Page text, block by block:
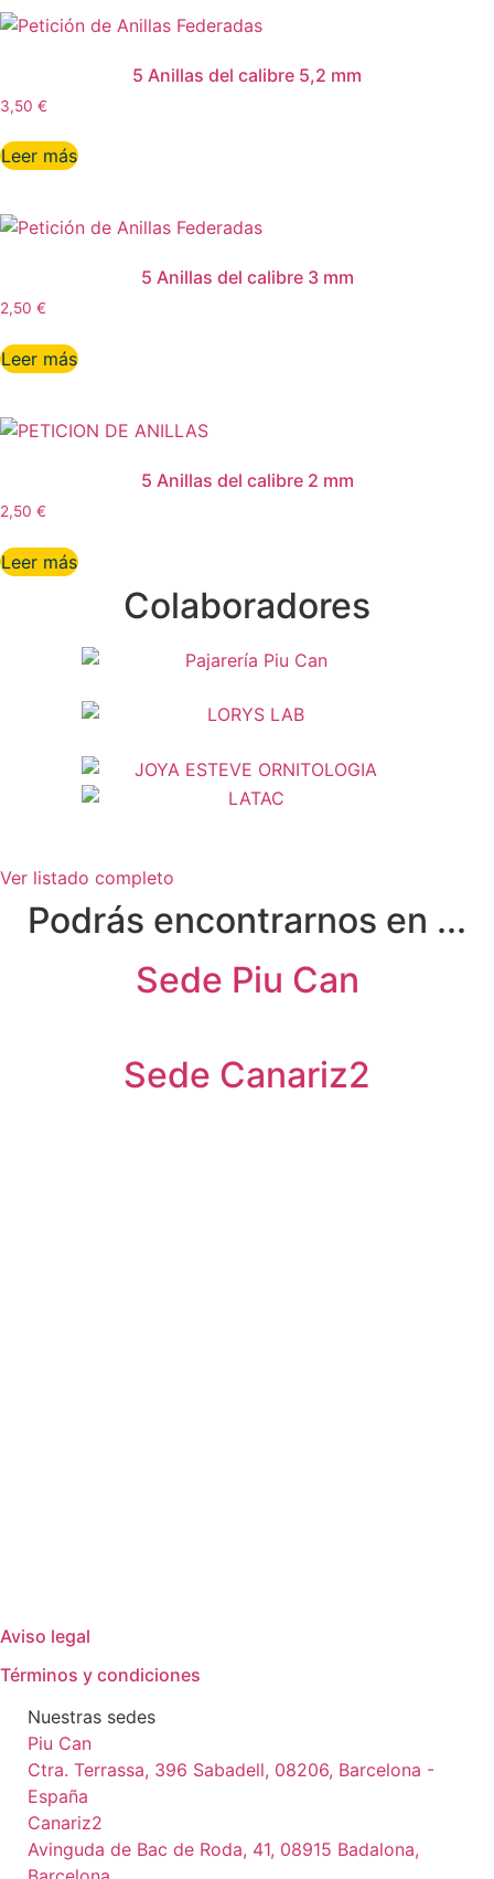
5 Anillas del calibre 5,2 mm
3,50 €
Leer más
5 Anillas del calibre 3 mm
2,50 €
Leer más
5 Anillas del calibre 2 mm
2,50 €
Leer más
Colaboradores
Ver listado completo
Podrás encontrarnos en ...
Sede Piu Can
Sede Canariz2
Aviso legal
Términos y condiciones
Nuestras sedes
Piu Can
Ctra. Terrassa, 396 Sabadell, 08206, Barcelona -
España
Canariz2
Avinguda de Bac de Roda, 41, 08915 Badalona,